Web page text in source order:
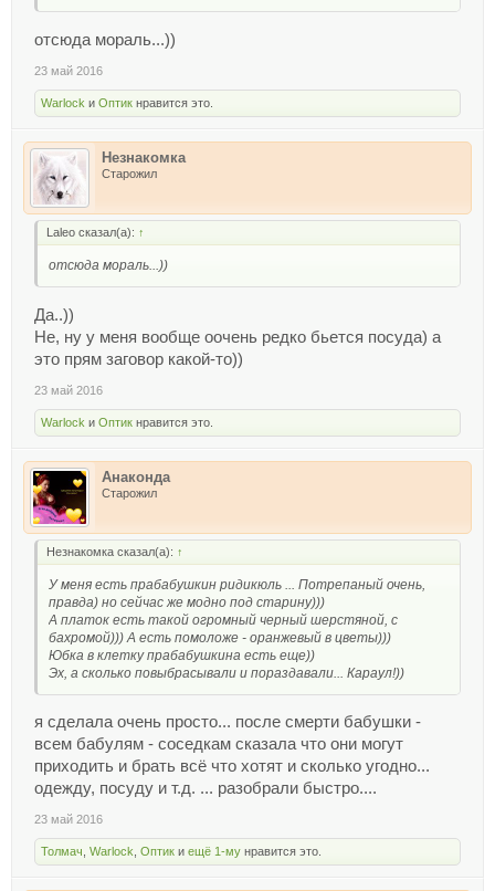
отсюда мораль...))
23 май 2016
Warlock и Оптик нравится это.
Незнакомка
Старожил
Laleo сказал(а): ↑
отсюда мораль...))
Да..))
Не, ну у меня вообще оочень редко бьется посуда) а
это прям заговор какой-то))
23 май 2016
Warlock и Оптик нравится это.
Анаконда
Старожил
Незнакомка сказал(а): ↑
У меня есть прабабушкин ридикюль ... Потрепаный очень,
правда) но сейчас же модно под старину)))
А платок есть такой огромный черный шерстяной, с
бахромой))) А есть помоложе - оранжевый в цветы)))
Юбка в клетку прабабушкина есть еще))
Эх, а сколько повыбрасывали и пораздавали... Караул!))
я сделала очень просто... после смерти бабушки -
всем бабулям - соседкам сказала что они могут
приходить и брать всё что хотят и сколько угодно...
одежду, посуду и т.д. ... разобрали быстро....
23 май 2016
Толмач Warlock Оптик и ещё 1-му нравится это.